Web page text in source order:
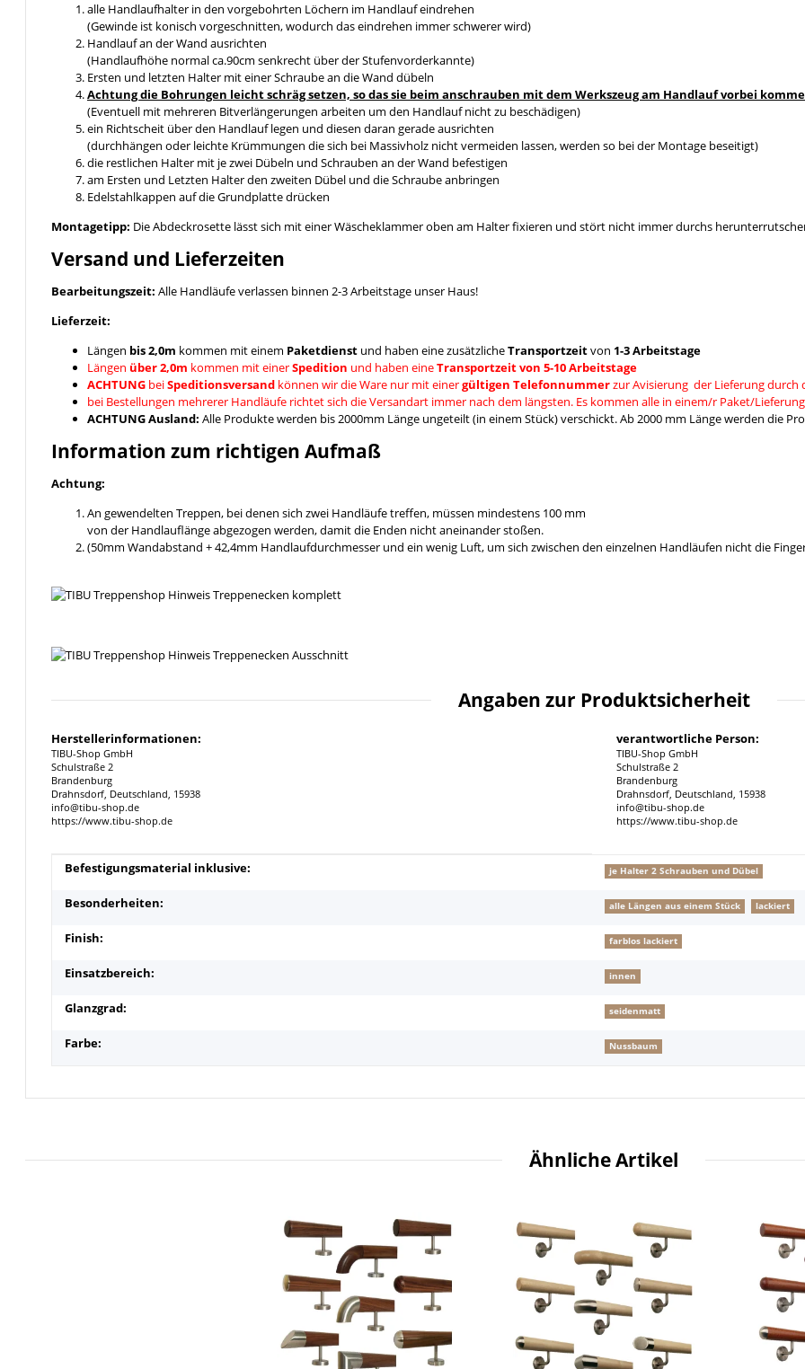
alle Handlaufhalter in den vorgebohrten Löchern im Handlauf eindrehen
(Gewinde ist konisch vorgeschnitten, wodurch das eindrehen immer schwerer wird)
Handlauf an der Wand ausrichten
(Handlaufhöhe normal ca.90cm senkrecht über der Stufenvorderkannte)
Ersten und letzten Halter mit einer Schraube an die Wand dübeln
Achtung die Bohrungen leicht schräg setzen, so das sie beim anschrauben mit dem Werkszeug am Handlauf vorbei
(Eventuell mit mehreren Bitverlängerungen arbeiten um den Handlauf nicht zu beschädigen)
ein Richtscheit über den Handlauf legen und diesen daran gerade ausrichten
(durchhängen oder leichte Krümmungen die sich bei Massivholz nicht vermeiden lassen, werden so bei der Montage beseitigt)
die restlichen Halter mit je zwei Dübeln und Schrauben an der Wand befestigen
am Ersten und Letzten Halter den zweiten Dübel und die Schraube anbringen
Edelstahlkappen auf die Grundplatte drücken
Montagetipp: Die Abdeckrosette lässt sich mit einer Wäscheklammer oben am Halter fixieren und stört nicht immer durchs
Versand und Lieferzeiten
Bearbeitungszeit: Alle Handläufe verlassen binnen 2-3 Arbeitstage unser Haus!
Lieferzeit:
Längen bis 2,0m kommen mit einem Paketdienst und haben eine zusätzlicheTransportzeitvon 1-3 Arbeitstage
Längen über 2,0m kommen mit einerSpedition und haben eineTransportzeit von 5-10 Arbeitstage
ACHTUNG beiSpeditionsversand können wir die Ware nur mit einergültigen Telefonnummerzur Avisierung der Lieferung durch
bei Bestellungen mehrerer Handläufe richtet sich die Versandart immer nach dem längsten. Es kommen alle in einem/r Paket/
ACHTUNG Ausland: Alle Produkte werden bis 2000mm Länge ungeteilt (in einem Stück) verschickt. Ab 2000 mm Länge werden die
Information zum richtigen Aufmaß
Achtung:
An gewendelten Treppen, bei denen sich zwei Handläufe treffen, müssen mindestens 100 mm
von der Handlauflänge abgezogen werden, damit die Enden nicht aneinander stoßen.
(50mm Wandabstand + 42,4mm Handlaufdurchmesser und ein wenig Luft, um sich zwischen den einzelnen Handläufen nicht die
Angaben zur Produktsicherheit
Herstellerinformationen:
TIBU-Shop GmbH
Schulstraße 2
Brandenburg
Drahnsdorf, Deutschland, 15938
info@tibu-shop.de
https://www.tibu-shop.de
verantwortliche Person:
TIBU-Shop GmbH
Schulstraße 2
Brandenburg
Drahnsdorf, Deutschland, 15938
info@tibu-shop.de
https://www.tibu-shop.de
Produkteigenschaft
Wert
Befestigungsmaterial inklusive: je Halter 2 Schrauben und Dübel
Besonderheiten: alle Längen aus einem Stück lackiert
Finish: farblos lackiert
Einsatzbereich: innen
Glanzgrad: seidenmatt
Farbe: Nussbaum
Ähnliche Artikel